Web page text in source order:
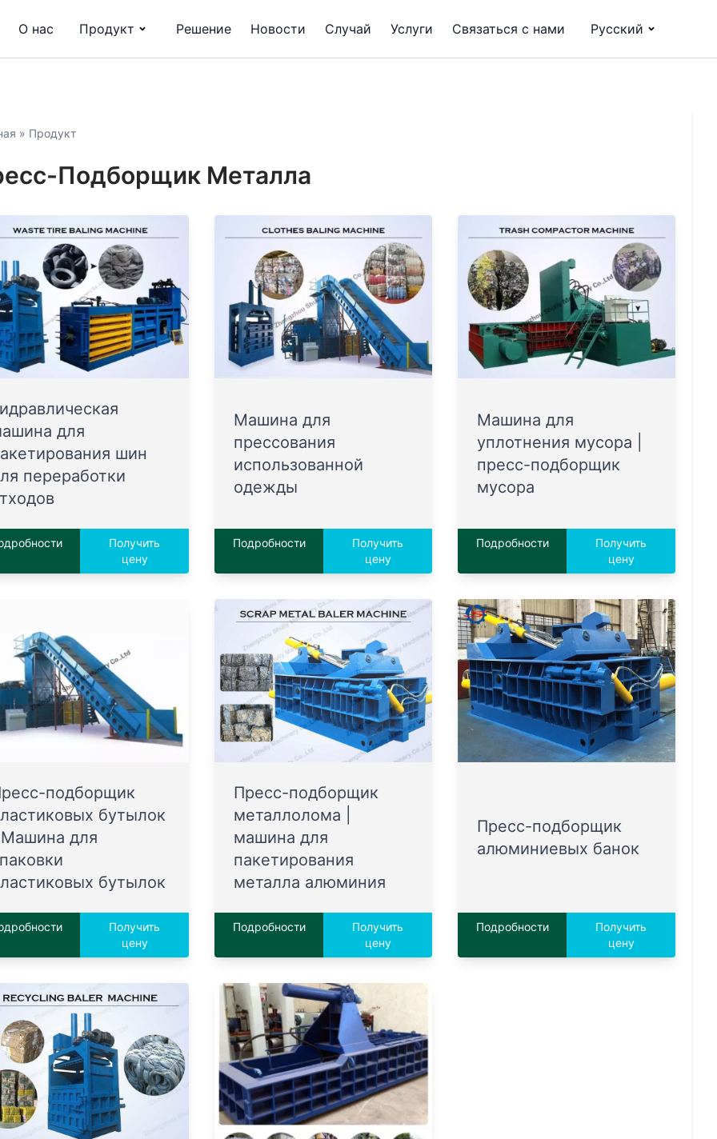
О нас Продукт Решение Новости Случай Услуги Связаться с нами Русский
» Продукт
Подборщик Металла
для
шин
переработки
Получить
цену
Машина для
прессования
использованной
одежды
Подробности
Получить
цену
Машина для
уплотнения мусора |
пресс-подборщик
мусора
Подробности
Получить
цену
подборщик
бутылок
для
бутылок
Получить
цену
Пресс-подборщик
металлолома |
машина для
пакетирования
металла алюминия
Подробности
Получить
цену
Пресс-подборщик
алюминиевых банок
Подробности
Получить
цену